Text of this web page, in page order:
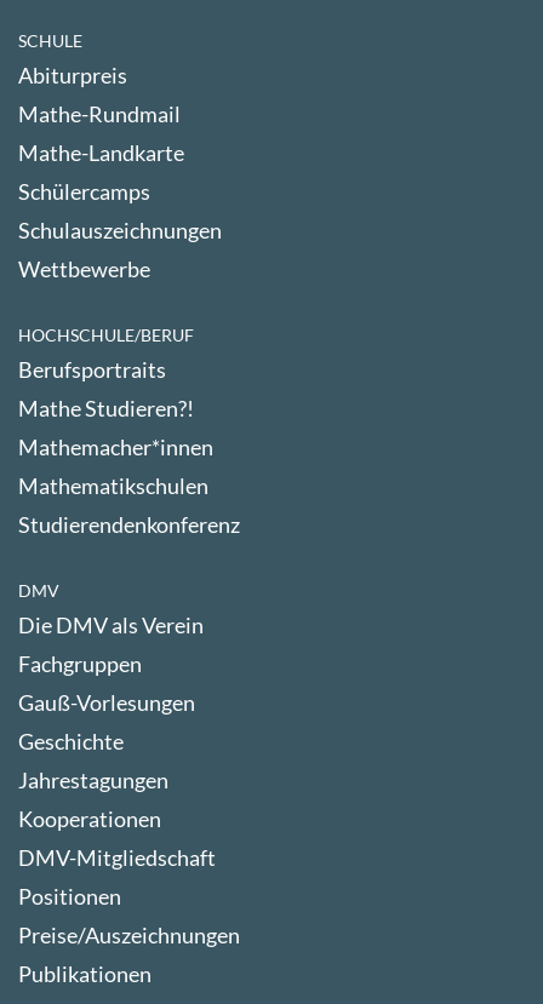
SCHULE
Abiturpreis
Mathe-Rundmail
Mathe-Landkarte
Schülercamps
Schulauszeichnungen
Wettbewerbe
HOCHSCHULE/BERUF
Berufsportraits
Mathe Studieren?!
Mathemacher*innen
Mathematikschulen
Studierendenkonferenz
DMV
Die DMV als Verein
Fachgruppen
Gauß-Vorlesungen
Geschichte
Jahrestagungen
Kooperationen
DMV-Mitgliedschaft
Positionen
Preise/Auszeichnungen
Publikationen